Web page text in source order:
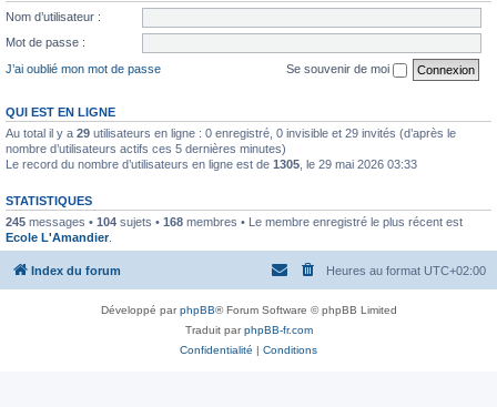
Nom d’utilisateur :
Mot de passe :
J’ai oublié mon mot de passe
Se souvenir de moi
QUI EST EN LIGNE
Au total il y a 29 utilisateurs en ligne : 0 enregistré, 0 invisible et 29 invités (d’après le
nombre d’utilisateurs actifs ces 5 dernières minutes)
Le record du nombre d’utilisateurs en ligne est de 1305 , le 29 mai 2026 03:33
STATISTIQUES
245 messages • 104 sujets • 168 membres • Le membre enregistré le plus récent est
Ecole L'Amandier.
Index du forum Heures au format UTC+02:00
Développé parphpBB® Forum Software © phpBB Limited
Traduit parphpBB-fr.com
Confidentialité | Conditions